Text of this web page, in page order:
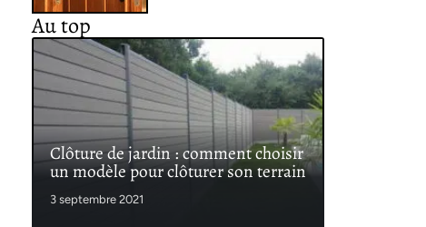
Au top
Clôture de jardin : comment choisir
un modèle pour clôturer son terrain
3 septembre 2021